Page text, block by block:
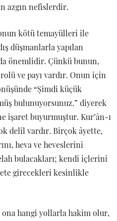
azgın nefislerdir.
kötü temayülleri ile
düşmanlarla yapılan
önemlidir. Çünkü bunun,
ve payı vardır. Onun için
“Şimdi küçük
bulunuyorsunuz.” diyerek
işaret buyurmuştur. Kur’ân-ı
delil vardır. Birçok âyette,
heva ve heveslerini
bulacakları; kendi içlerini
girecekleri kesinlikle
ona hangi yollarla hakim olur,